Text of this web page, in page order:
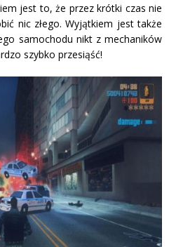
jest to, że przez krótki czas nie
nic złego. Wyjątkiem jest także
samochodu nikt z mechaników
szybko przesiąść!